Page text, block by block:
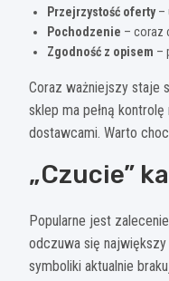
Przejrzystość oferty–
Pochodzenie – coraz
Zgodność z opisem –
Coraz ważniejszy staje
sklep ma pełną
dostawcami. Warto
„Czucie”
Popularne jest
odczuwa się
symboliki aktualnie